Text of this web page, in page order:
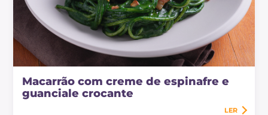
Macarrão com creme de espinafre e
guanciale crocante
LER